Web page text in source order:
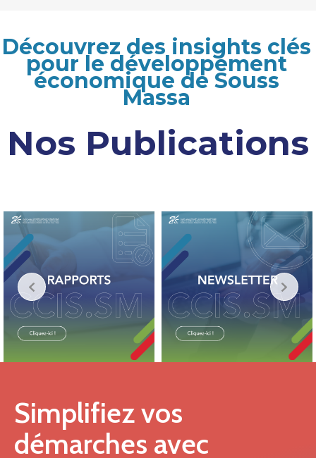
Découvrez des insights clés
pour le développement
économique de Souss
Massa
Nos Publications
Simplifiez vos
démarches avec